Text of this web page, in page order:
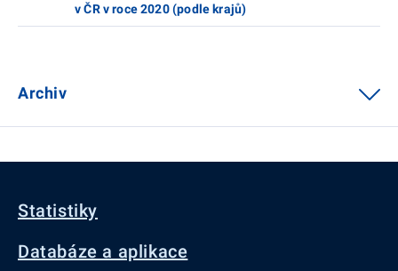
v ČR v roce 2020 (podle krajů)
Archiv
Statistiky
Databáze a aplikace